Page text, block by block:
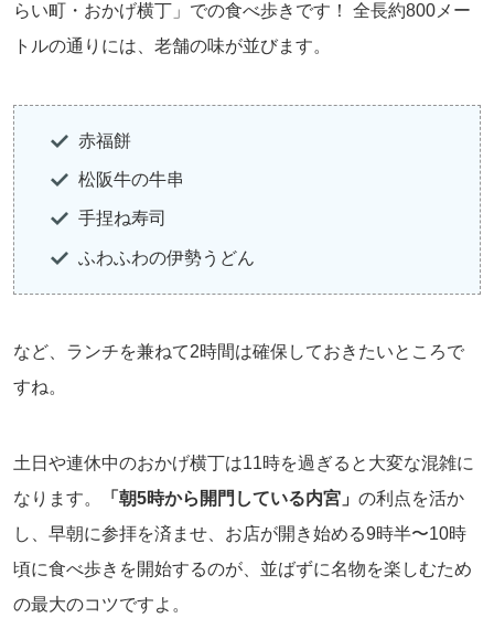
らい町・おかげ横丁」での食べ歩きです！ 全長約800メー
トルの通りには、老舗の味が並びます。
赤福餅
松阪牛の牛串
手捏ね寿司
ふわふわの伊勢うどん
など、ランチを兼ねて2時間は確保しておきたいところで
すね。
土日や連休中のおかげ横丁は11時を過ぎると大変な混雑に
なります。
「朝5時から開門している内宮」 の利点を活か
し、早朝に参拝を済ませ、お店が開き始める9時半〜10時
頃に食べ歩きを開始するのが、並ばずに名物を楽しむため
の最大のコツですよ。